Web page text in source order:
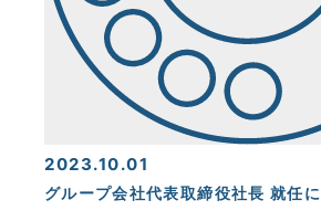
2023.10.01
グループ会社代表取締役社長 就任